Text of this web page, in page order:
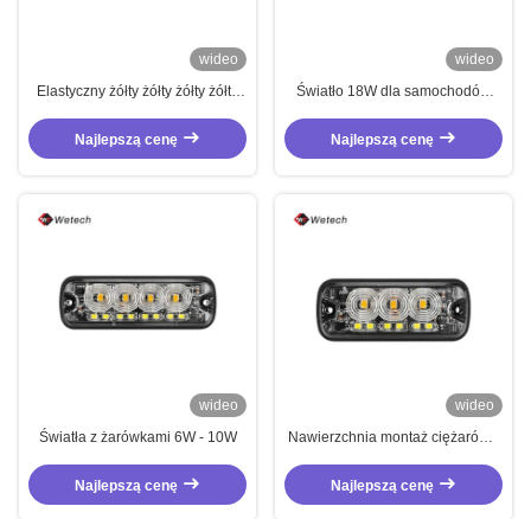
wideo
Elastyczny żółty żółty żółty żółty
Najlepszą cenę
wideo
Światło 18W dla samochodów
jasności LED Grille Światła IP67
Najlepszą cenę
wideo
Światła z żarówkami 6W - 10W
Najlepszą cenę
wideo
Nawierzchnia montaż ciężarówki
światła LED dla pojazdów
Najlepszą cenę